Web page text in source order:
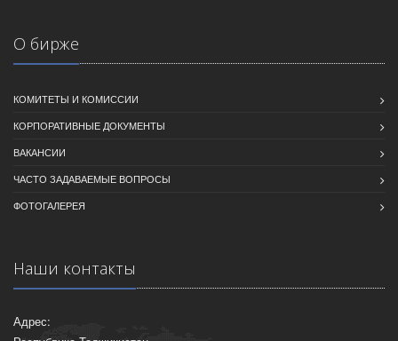
О бирже
КОМИТЕТЫ И КОМИССИИ
КОРПОРАТИВНЫЕ ДОКУМЕНТЫ
ВАКАНСИИ
ЧАСТО ЗАДАВАЕМЫЕ ВОПРОСЫ
ФОТОГАЛЕРЕЯ
Наши контакты
Адрес: